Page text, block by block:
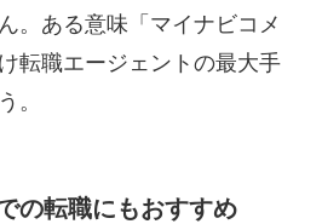
。ある意味「マイナビコメ
転職エージェントの最大手
。
の転職にもおすすめ